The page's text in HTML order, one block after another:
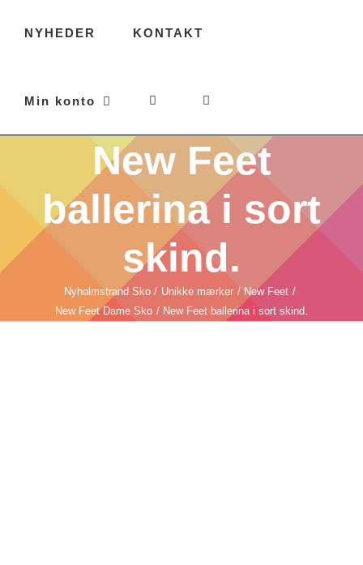
NYHEDER KONTAKT
Min konto
New Feet
ballerina i sort
skind.
Nyholmstrand Sko Unikke mærker
New Feet
New Feet Dame Sko
New Feet ballerina i sort skind.